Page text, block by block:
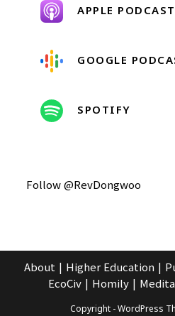
APPLE
GOOGLE
SPOTIFY
Follow @RevDongwoo
About Higher Education
EcoCiv
Homily
Copyright - WordPress